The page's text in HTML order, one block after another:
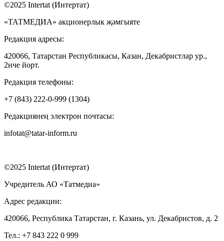
©2025 Intertat (Интертат)
«ТАТМЕДИА» акционерлык җәмгыяте
Редакция адресы:
420066, Татарстан Республикасы, Казан, Декабристлар ур.,
2нче йорт.
Редакция телефоны:
+7 (843) 222-0-999 (1304)
Редакциянең электрон почтасы:
infotat@tatar-inform.ru
©2025 Intertat (Интертат)
Учредитель АО «Татмедиа»
Адрес редакции:
420066, Республика Татарстан, г. Казань, ул. Декабристов, д. 2
Тел.: +7 843 222 0 999